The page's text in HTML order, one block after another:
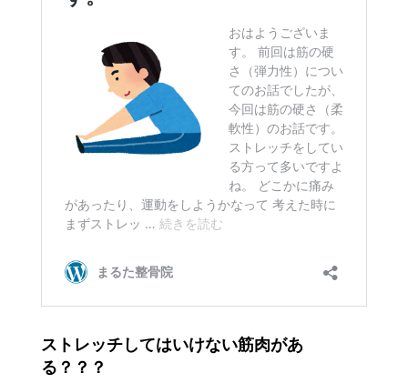
ストレッチしてはいけない筋肉があ
る？？？